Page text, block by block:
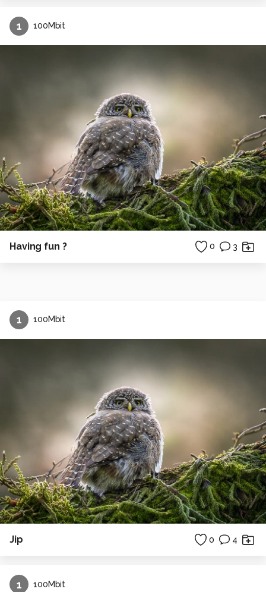
1 100Mbit
Having fun ? 0 3
1 100Mbit
Jip 0 4
1 100Mbit